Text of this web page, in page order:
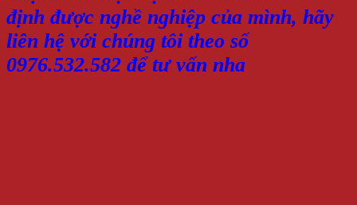
định được nghề nghiệp của mình, hãy
liên hệ với chúng tôi theo số
0976.532.582 để tư vấn nha